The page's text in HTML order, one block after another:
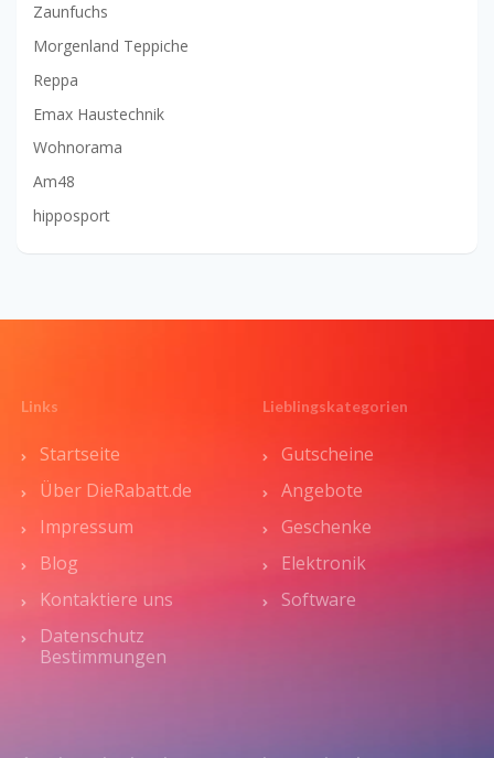
Zaunfuchs
Morgenland Teppiche
Reppa
Emax Haustechnik
Wohnorama
Am48
hipposport
Links
Startseite
Über DieRabatt.de
Impressum
Blog
Kontaktiere uns
Datenschutz
Bestimmungen
Lieblingskategorien
Gutscheine
Angebote
Geschenke
Elektronik
Software